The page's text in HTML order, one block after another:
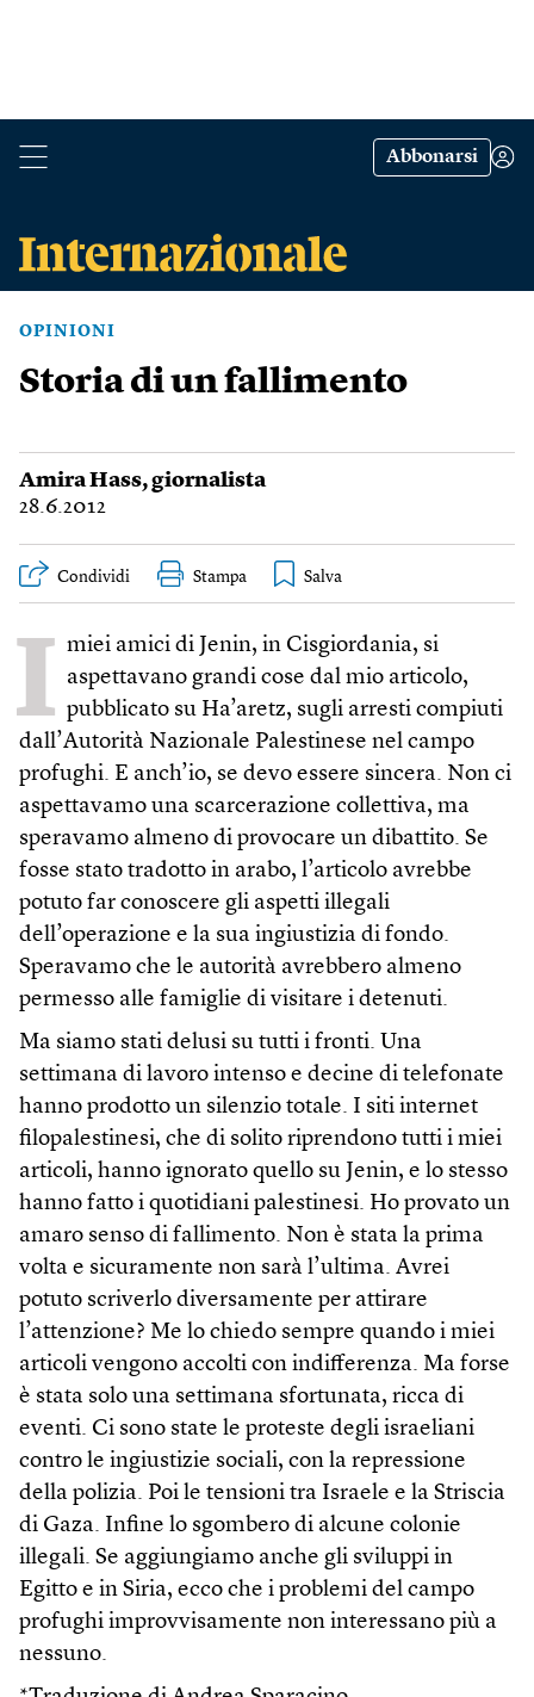
Abbonarsi
OPINIONI
Storia di un fallimento
Amira Hass, giornalista
28.6.2012
Condividi Stampa
I miei amici di Jenin, in Cisgiordania, si
aspettavano grandi cose dal mio articolo,
pubblicato su Ha’aretz, sugli arresti compiuti
dall’Autorità Nazionale Palestinese nel campo
profughi. E anch’io, se devo essere sincera. Non ci
aspettavamo una scarcerazione collettiva, ma
speravamo almeno di provocare un dibattito. Se
fosse stato tradotto in arabo, l’articolo avrebbe
potuto far conoscere gli aspetti illegali
dell’operazione e la sua ingiustizia di fondo.
Speravamo che le autorità avrebbero almeno
permesso alle famiglie di visitare i detenuti.
Ma siamo stati delusi su tutti i fronti. Una
settimana di lavoro intenso e decine di telefonate
hanno prodotto un silenzio totale. I siti internet
filopalestinesi, che di solito riprendono tutti i miei
articoli, hanno ignorato quello su Jenin, e lo stesso
hanno fatto i quotidiani palestinesi. Ho provato un
amaro senso di fallimento. Non è stata la prima
volta e sicuramente non sarà l’ultima. Avrei
potuto scriverlo diversamente per attirare
l’attenzione? Me lo chiedo sempre quando i miei
articoli vengono accolti con indifferenza. Ma forse
è stata solo una settimana sfortunata, ricca di
eventi. Ci sono state le proteste degli israeliani
contro le ingiustizie sociali, con la repressione
della polizia. Poi le tensioni tra Israele e la Striscia
di Gaza. Infine lo sgombero di alcune colonie
illegali. Se aggiungiamo anche gli sviluppi in
Egitto e in Siria, ecco che i problemi del campo
profughi improvvisamente non interessano più a
nessuno.